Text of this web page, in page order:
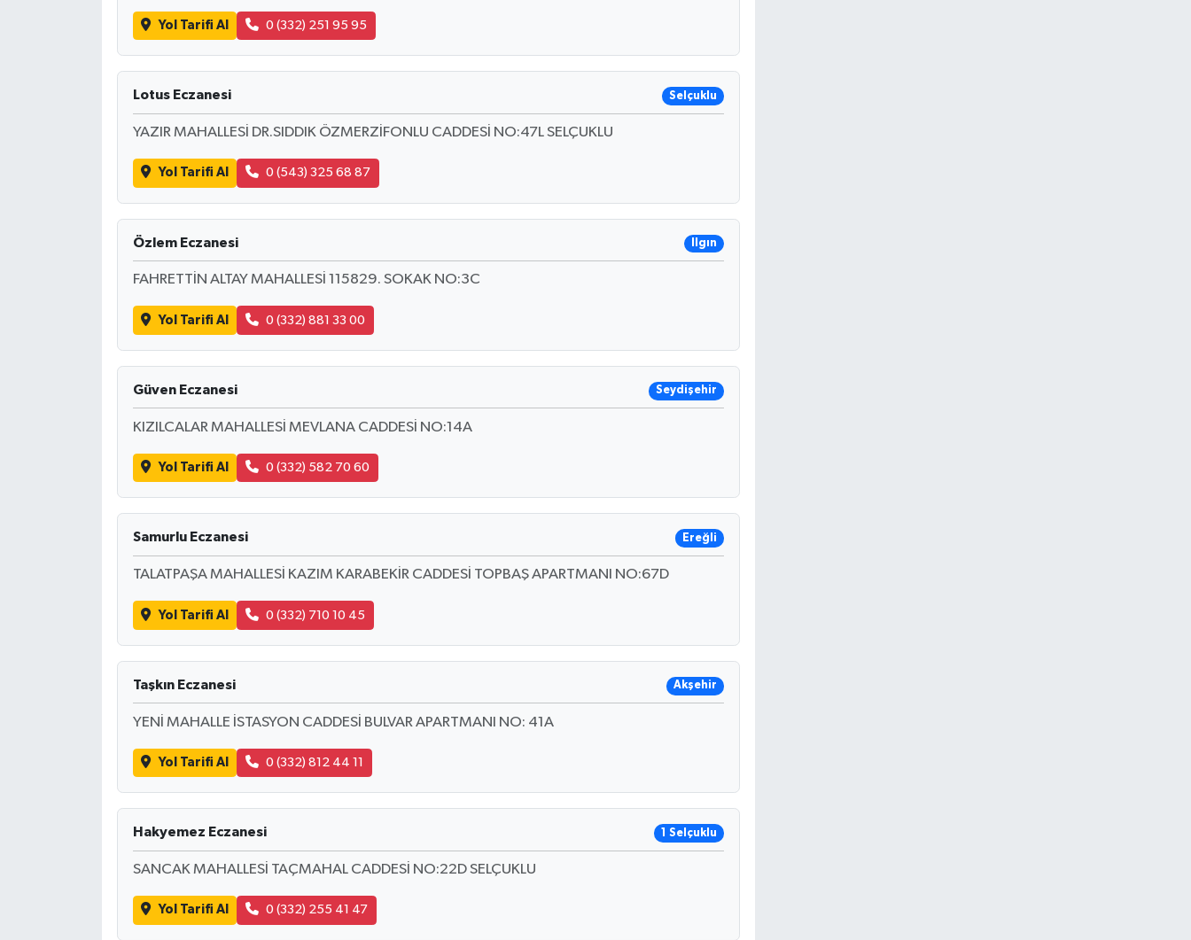
Yol Tarifi Al 0 (332) 251 95 95
Lotus Eczanesi Selçuklu
YAZIR MAHALLESİ DR.SIDDIK ÖZMERZİFONLU CADDESİ NO:47L SELÇUKLU
Yol Tarifi Al 0 (543) 325 68 87
Özlem Eczanesi Ilgın
FAHRETTİN ALTAY MAHALLESİ 115829. SOKAK NO:3C
Yol Tarifi Al 0 (332) 881 33 00
Güven Eczanesi Seydişehir
KIZILCALAR MAHALLESİ MEVLANA CADDESİ NO:14A
Yol Tarifi Al 0 (332) 582 70 60
Samurlu Eczanesi Ereğli
TALATPAŞA MAHALLESİ KAZIM KARABEKİR CADDESİ TOPBAŞ APARTMANI NO:67D
Yol Tarifi Al 0 (332) 710 10 45
Taşkın Eczanesi Akşehir
YENİ MAHALLE İSTASYON CADDESİ BULVAR APARTMANI NO: 41A
Yol Tarifi Al 0 (332) 812 44 11
Hakyemez Eczanesi 1 Selçuklu
SANCAK MAHALLESİ TAÇMAHAL CADDESİ NO:22D SELÇUKLU
Yol Tarifi Al 0 (332) 255 41 47